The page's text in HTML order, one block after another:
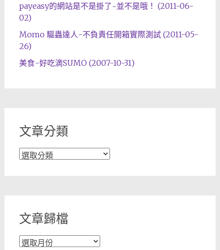
payeasy的網站是不是掛了~並不是哦！ (2011-06-
02)
Momo 驅蟲達人-不負責任開箱實際測試 (2011-05-
26)
美食-好吃滴SUMO (2007-10-31)
文章分類
文
文章歸檔
文